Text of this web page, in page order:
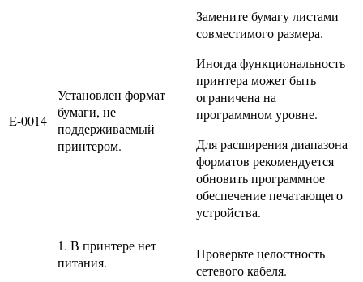
E-0014
Установлен формат
бумаги, не
поддерживаемый
принтером.
Замените бумагу листами
совместимого размера.
Иногда функциональность
принтера может быть
ограничена на
программном уровне.
Для расширения диапазона
форматов рекомендуется
обновить программное
обеспечение печатающего
устройства.
1. В принтере нет
питания.
Проверьте целостность
сетевого кабеля.